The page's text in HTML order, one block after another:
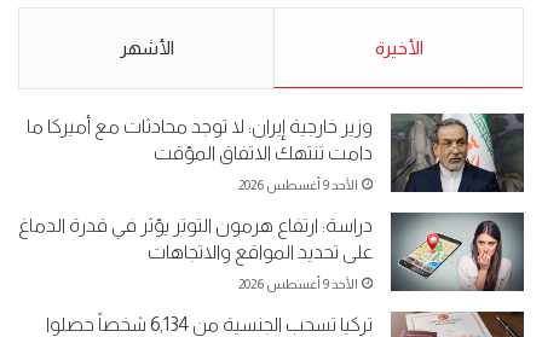
5-2019.
نبيع مخدرات يعني ولا خمر؟!.
الأخيرة الأشهر
وزير خارجية إيران: لا توجد محادثات مع أميركا ما
دامت تنتهك الاتفاق المؤقت
الأحد 9 أغسطس 2026
دراسة: ارتفاع هرمون التوتر يؤثر في قدرة الدماغ
على تحديد المواقع والاتجاهات
الأحد 9 أغسطس 2026
تركيا تسحب الجنسية من 6,134 شخصاً حصلوا